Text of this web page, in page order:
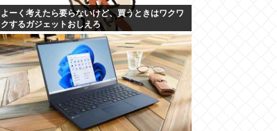
よーく考えたら要らないけど、買うときはワクワ
クするガジェットおしえろ